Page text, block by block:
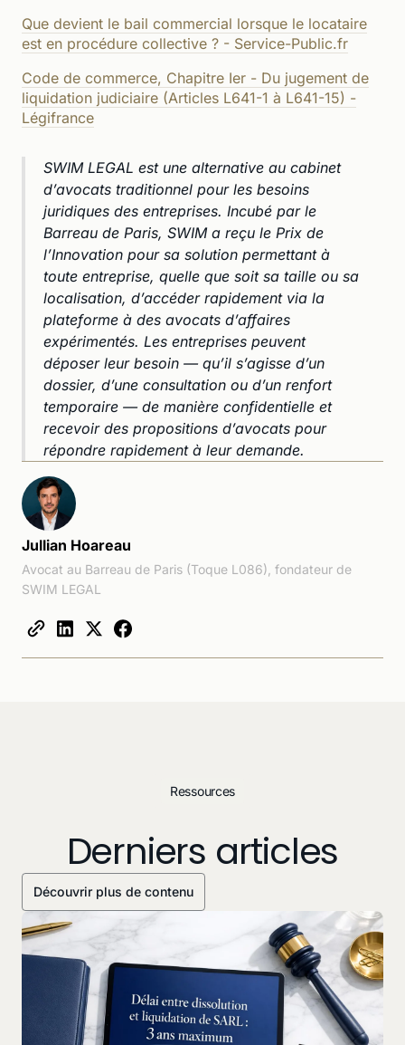
Que devient le bail commercial lorsque le locataire
est en procédure collective ? - Service-Public.fr
Code de commerce, Chapitre Ier - Du jugement de
liquidation judiciaire (Articles L641-1 à L641-15) -
Légifrance
SWIM LEGAL est une alternative au cabinet
d’avocats traditionnel pour les besoins
juridiques des entreprises. Incubé par le
Barreau de Paris, SWIM a reçu le Prix de
l’Innovation pour sa solution permettant à
toute entreprise, quelle que soit sa taille ou sa
localisation, d’accéder rapidement via la
plateforme à des avocats d’affaires
expérimentés. Les entreprises peuvent
déposer leur besoin — qu’il s’agisse d’un
dossier, d’une consultation ou d’un renfort
temporaire — de manière confidentielle et
recevoir des propositions d’avocats pour
répondre rapidement à leur demande.
Jullian Hoareau
Avocat au Barreau de Paris (Toque L086), fondateur de
SWIM LEGAL
Ressources
Derniers articles
Découvrir plus de contenu